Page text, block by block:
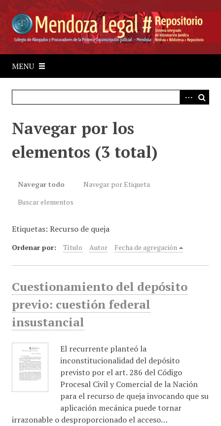
a
a
MENU
Navegar por los
elementos (3 total)
Navegar todo
Navegar por Etiqueta
Buscar elementos
Etiquetas: Recurso de queja
Ordenar por: Título Autor Fecha de agregación
Cuestionamiento del depósito
previo: cuestión federal
insustancial
El recurrente planteó la
inconstitucionalidad del depósito
previsto por el art. 286 del Código
Procesal Civil y Comercial de la Nación
para el recurso de queja invocando que su
aplicación mecánica puede tornar
irrazonable o desproporcionado el acceso…